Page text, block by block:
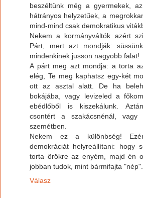
beszéltünk még a gyermekek,
hátrányos helyzetűek, a
mind-mind csak demokratikus
Nekem a kormányváltók azért
Párt, mert azt mondják:
mindenkinek jusson nagyobb falat!
A párt meg azt mondja: a torta
elég, Te meg kaphatsz egy-két
ott az asztal alatt. De ha
bokájába, vagy levizeled a
ebédlőből is kiszekálunk.
csontért a szakácsnénál, vagy
szemétben.
Nekem ez a különbség!
demokráciát helyreállítani: hogy
torta örökre az enyém, majd én
jobban tudok, mint bármifajta
Válasz